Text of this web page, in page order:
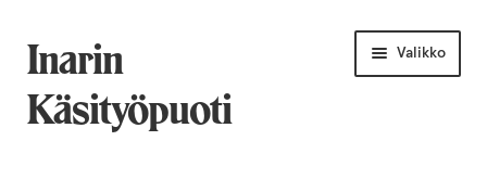
Siirry
navigointiin
Siirry
sisältöön
Inarin
Käsityöpuoti
Valikko